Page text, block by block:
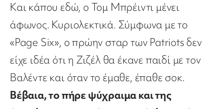
Και κάπου εδώ, ο Τομ Μπρέιντι μένει
άφωνος. Κυριολεκτικά. Σύμφωνα με το
«Page Six», ο πρώην σταρ των Patriots δεν
είχε ιδέα ότι η Ζιζέλ θα έκανε παιδί με τον
Βαλέντε και όταν το έμαθε, έπαθε σοκ.
Βέβαια, το πήρε ψύχραιμα και της